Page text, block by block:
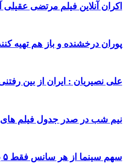
اکران آنلاین فیلم مرتضی عقیلی
پوران درخشنده و باز هم تهیه
علی نصیریان : ایران از بین
نیم شب در صدر جدول فیلم های
سهم سینما از هر سانس فقط ۵ بلیت